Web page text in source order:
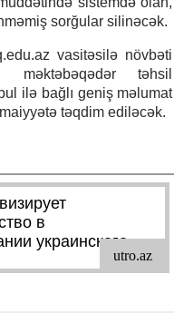
sorğular silinəcək.
vasitəsilə növbəti
təhsil
ilə bağlı geniş məlumat
təqdim ediləcək.